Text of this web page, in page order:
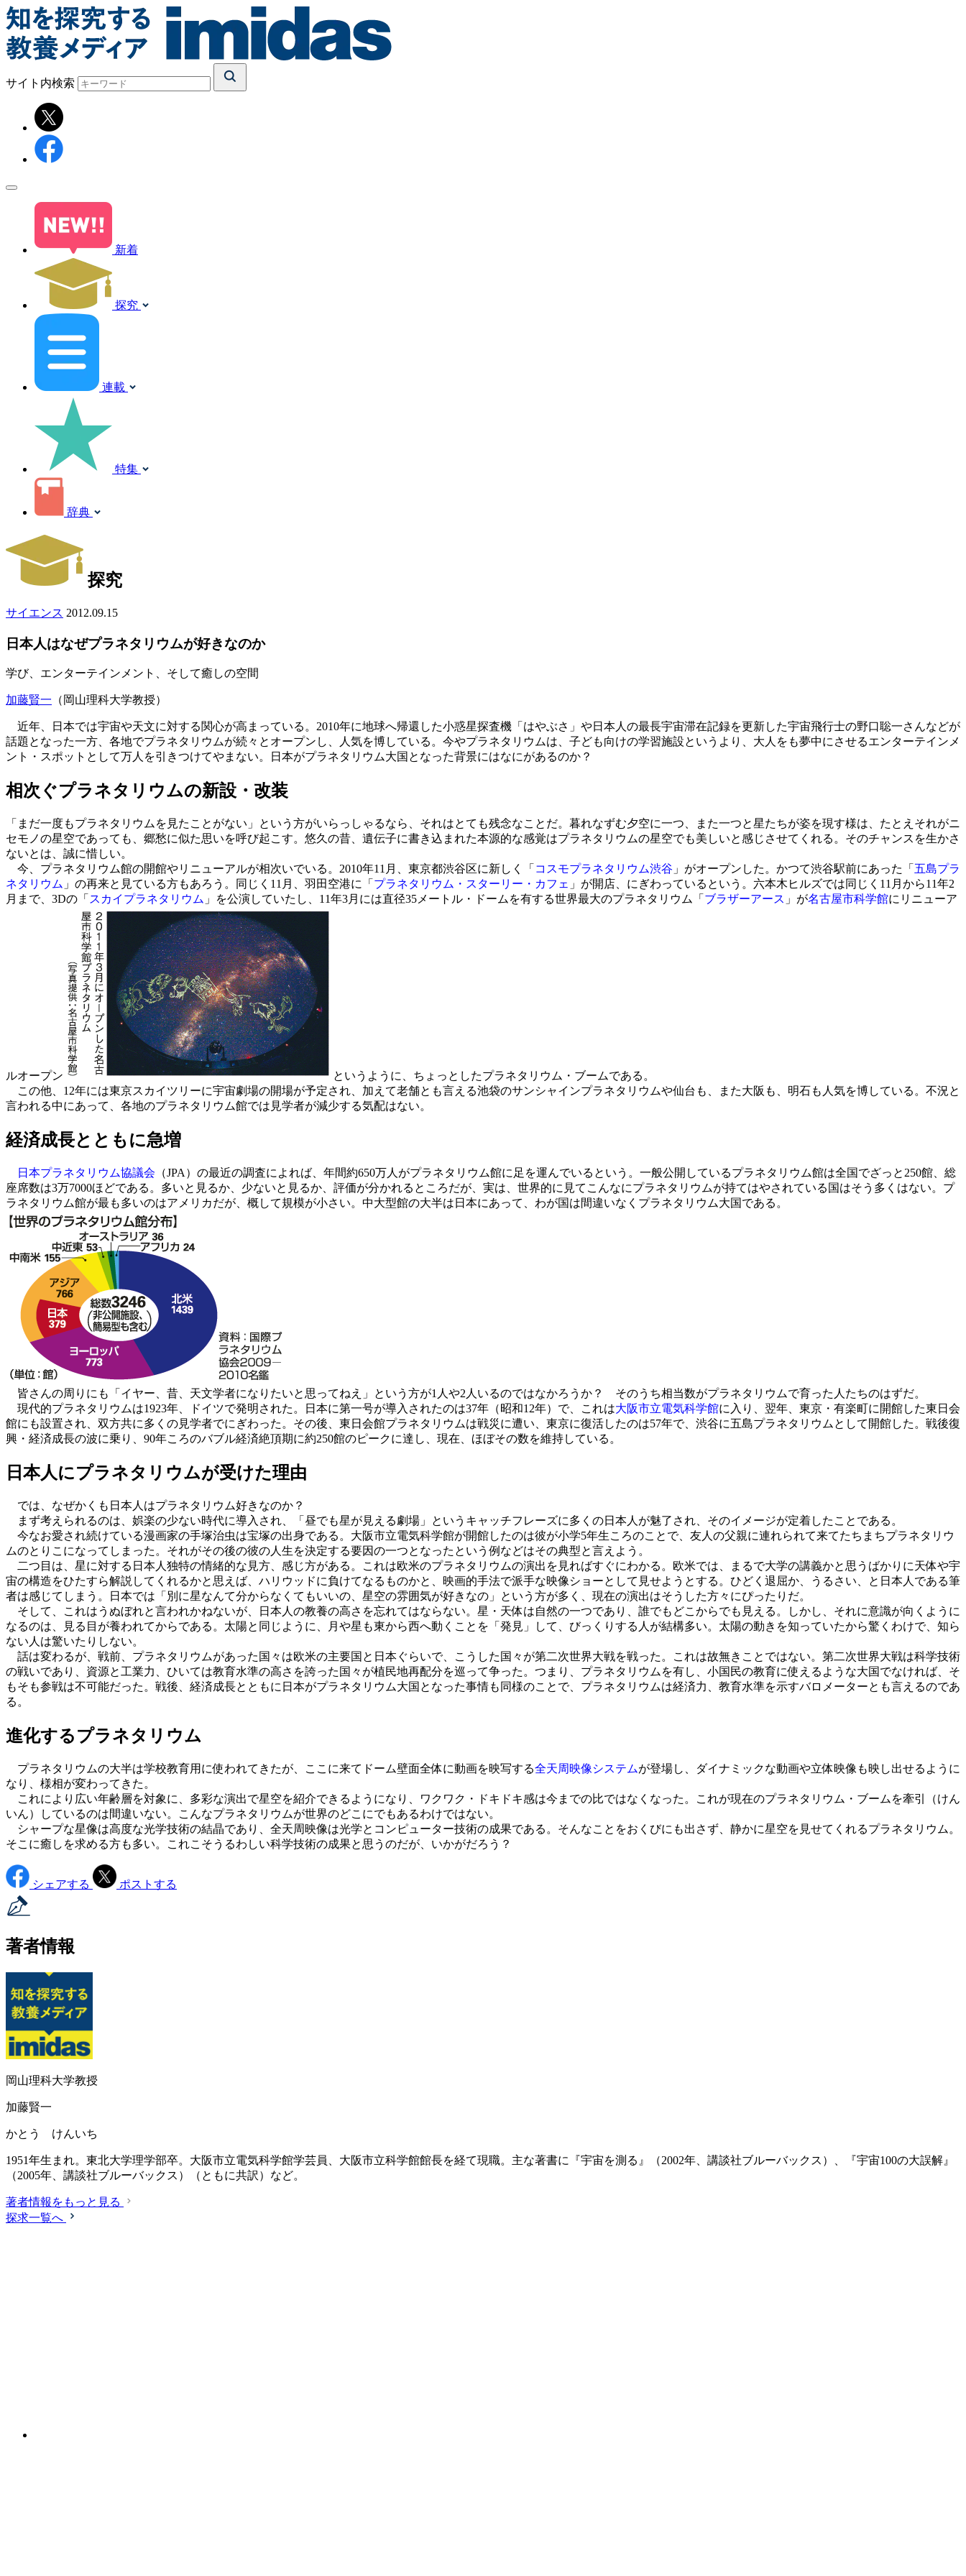
サイト内検索
新着
探究
連載
特集
辞典
探究
サイエンス 2012.09.15
日本人はなぜプラネタリウムが好きなのか
学び、エンターテインメント、そして癒しの空間
加藤賢一 （岡山理科大学教授）
近年、日本では宇宙や天文に対する関心が高まっている。2010年に地球へ帰還した小惑星探査機「はやぶさ」や日本人の最長宇宙滞在記録を更新した宇宙飛行士の野口聡一さんなどが
話題となった一方、各地でプラネタリウムが続々とオープンし、人気を博している。今やプラネタリウムは、子ども向けの学習施設というより、大人をも夢中にさせるエンターテインメ
ント・スポットとして万人を引きつけてやまない。日本がプラネタリウム大国となった背景にはなにがあるのか？
相次ぐプラネタリウムの新設・改装
「まだ一度もプラネタリウムを見たことがない」という方がいらっしゃるなら、それはとても残念なことだ。暮れなずむ夕空に一つ、また一つと星たちが姿を現す様は、たとえそれがニ
セモノの星空であっても、郷愁に似た思いを呼び起こす。悠久の昔、遺伝子に書き込まれた本源的な感覚はプラネタリウムの星空でも美しいと感じさせてくれる。そのチャンスを生かさ
ないとは、誠に惜しい。
今、プラネタリウム館の開館やリニューアルが相次いでいる。2010年11月、東京都渋谷区に新しく「 コスモプラネタリウム渋谷 」がオープンした。かつて渋谷駅前にあった「 五島プラ
ネタリウム 」の再来と見ている方もあろう。同じく11月、羽田空港に「 プラネタリウム・スターリー・カフェ 」が開店、にぎわっているという。六本木ヒルズでは同じく11月から11年2
月まで、3Dの「 スカイプラネタリウム 」を公演していたし、11年3月には直径35メートル・ドームを有する世界最大のプラネタリウム「 ブラザーアース 」が名古屋市科学館にリニューア
ルオープン
というように、ちょっとしたプラネタリウム・ブームである。
この他、12年には東京スカイツリーに宇宙劇場の開場が予定され、加えて老舗とも言える池袋のサンシャインプラネタリウムや仙台も、また大阪も、明石も人気を博している。不況と
言われる中にあって、各地のプラネタリウム館では見学者が減少する気配はない。
経済成長とともに急増
日本プラネタリウム協議会 （JPA）の最近の調査によれば、年間約650万人がプラネタリウム館に足を運んでいるという。一般公開しているプラネタリウム館は全国でざっと250館、総
座席数は3万7000ほどである。多いと見るか、少ないと見るか、評価が分かれるところだが、実は、世界的に見てこんなにプラネタリウムが持てはやされている国はそう多くはない。プ
ラネタリウム館が最も多いのはアメリカだが、概して規模が小さい。中大型館の大半は日本にあって、わが国は間違いなくプラネタリウム大国である。
皆さんの周りにも「イヤー、昔、天文学者になりたいと思ってねえ」という方が1人や2人いるのではなかろうか？ そのうち相当数がプラネタリウムで育った人たちのはずだ。
現代的プラネタリウムは1923年、ドイツで発明された。日本に第一号が導入されたのは37年（昭和12年）で、これは大阪市立電気科学館に入り、翌年、東京・有楽町に開館した東日会
館にも設置され、双方共に多くの見学者でにぎわった。その後、東日会館プラネタリウムは戦災に遭い、東京に復活したのは57年で、渋谷に五島プラネタリウムとして開館した。戦後復
興・経済成長の波に乗り、90年ころのバブル経済絶頂期に約250館のピークに達し、現在、ほぼその数を維持している。
日本人にプラネタリウムが受けた理由
では、なぜかくも日本人はプラネタリウム好きなのか？
まず考えられるのは、娯楽の少ない時代に導入され、「昼でも星が見える劇場」というキャッチフレーズに多くの日本人が魅了され、そのイメージが定着したことである。
今なお愛され続けている漫画家の手塚治虫は宝塚の出身である。大阪市立電気科学館が開館したのは彼が小学5年生ころのことで、友人の父親に連れられて来てたちまちプラネタリウ
ムのとりこになってしまった。それがその後の彼の人生を決定する要因の一つとなったという例などはその典型と言えよう。
二つ目は、星に対する日本人独特の情緒的な見方、感じ方がある。これは欧米のプラネタリウムの演出を見ればすぐにわかる。欧米では、まるで大学の講義かと思うばかりに天体や宇
宙の構造をひたすら解説してくれるかと思えば、ハリウッドに負けてなるものかと、映画的手法で派手な映像ショーとして見せようとする。ひどく退屈か、うるさい、と日本人である筆
者は感じてしまう。日本では「別に星なんて分からなくてもいいの、星空の雰囲気が好きなの」という方が多く、現在の演出はそうした方々にぴったりだ。
そして、これはうぬぼれと言われかねないが、日本人の教養の高さを忘れてはならない。星・天体は自然の一つであり、誰でもどこからでも見える。しかし、それに意識が向くように
なるのは、見る目が養われてからである。太陽と同じように、月や星も東から西へ動くことを「発見」して、びっくりする人が結構多い。太陽の動きを知っていたから驚くわけで、知ら
ない人は驚いたりしない。
話は変わるが、戦前、プラネタリウムがあった国々は欧米の主要国と日本ぐらいで、こうした国々が第二次世界大戦を戦った。これは故無きことではない。第二次世界大戦は科学技術
の戦いであり、資源と工業力、ひいては教育水準の高さを誇った国々が植民地再配分を巡って争った。つまり、プラネタリウムを有し、小国民の教育に使えるような大国でなければ、そ
もそも参戦は不可能だった。戦後、経済成長とともに日本がプラネタリウム大国となった事情も同様のことで、プラネタリウムは経済力、教育水準を示すバロメーターとも言えるのであ
る。
進化するプラネタリウム
プラネタリウムの大半は学校教育用に使われてきたが、ここに来てドーム壁面全体に動画を映写する全天周映像システムが登場し、ダイナミックな動画や立体映像も映し出せるように
なり、様相が変わってきた。
これにより広い年齢層を対象に、多彩な演出で星空を紹介できるようになり、ワクワク・ドキドキ感は今までの比ではなくなった。これが現在のプラネタリウム・ブームを牽引（けん
いん）しているのは間違いない。こんなプラネタリウムが世界のどこにでもあるわけではない。
シャープな星像は高度な光学技術の結晶であり、全天周映像は光学とコンピューター技術の成果である。そんなことをおくびにも出さず、静かに星空を見せてくれるプラネタリウム。
そこに癒しを求める方も多い。これこそうるわしい科学技術の成果と思うのだが、いかがだろう？
シェアする ポストする
著者情報
岡山理科大学教授
加藤賢一
かとう けんいち
1951年生まれ。東北大学理学部卒。大阪市立電気科学館学芸員、大阪市立科学館館長を経て現職。主な著書に『宇宙を測る』（2002年、講談社ブルーバックス）、『宇宙100の大誤解』
（2005年、講談社ブルーバックス）（ともに共訳）など。
著者情報をもっと見る
探求一覧へ